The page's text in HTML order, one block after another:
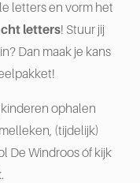
letters en vorm het
letters! Stuur jij
Dan maak je kans
ophalen
(tijdelijk)
De Windroos óf kijk